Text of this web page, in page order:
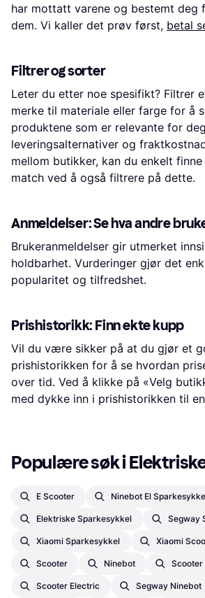
har mottatt varene og bestemt deg
dem. Vi kaller det prøv først, betal
Filtrer og sorter
Leter du etter noe spesifikt? Filtrer
merke til materiale eller farge for å
produktene som er relevante for
leveringsalternativer og
mellom butikker, kan du enkelt
match ved å også filtrere på dette.
Anmeldelser: Se hva andre
Brukeranmeldelser gir utmerket
holdbarhet. Vurderinger gjør det
popularitet og tilfredshet.
Prishistorikk: Finn ekte kupp
Vil du være sikker på at du gjør et
prishistorikken for å se hvordan
over tid. Ved å klikke på «Velg
med dykke inn i prishistorikken til
Populære søk i
E Scooter Ninebot El
Elektriske Sparkesykkel Segway
Xiaomi Sparkesykkel Xiaomi
Scooter Ninebot Scooter
Scooter Electric Segway Ninebot